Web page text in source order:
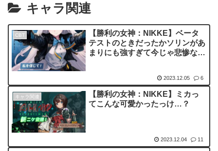
キャラ関連
CBT
【勝利の女神：NIKKE】ベータ
テストのときだったかソリンがあ
まりにも強すぎて今じゃ悲惨なこ
2023.12.05 6
キャラ関連
【勝利の女神：NIKKE】ミカっ
てこんな可愛かったっけ…？
2023.12.04 11